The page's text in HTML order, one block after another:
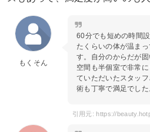
もくそん
60分でも短めの時間
たくらいの体が温ま
す。自分のからだが固
空間も半個室で非常
ていただいたスタッ
術も丁寧で満足でした
引用元: https://